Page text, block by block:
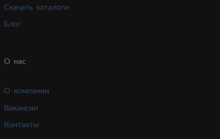
Скачать каталоги
Блог
О нас
О компании
Вакансии
Контакты